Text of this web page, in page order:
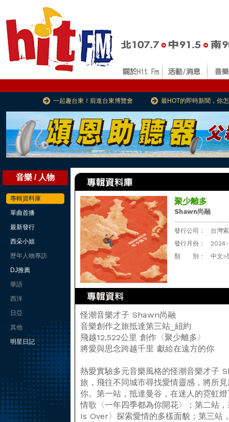
一起趣台東！前進台東博覽會 最HOT的即時新聞，你
音樂 / 人物
專輯資料庫
單曲首播
最新發行
西朵小姐
歷年人物專訪
DJ推薦
華語
西洋
日亞
其他
明星日記
聚少離多
Shawn尚融
發行公司：
台灣
發行月份：
類 別：
中文>
怪潮音樂才子 Shawn尚融
音樂創作之旅抵達第三站_紐約
飛越12,522公里 創作〈聚少離多〉
將愛與思念跨越千里 獻給在遠方的你
熱愛實驗多元音樂風格的怪潮音樂才子
旅，飛往不同城市尋找愛情靈感，將所
你。第一站，抵達曼谷，在迷人的霓虹
情歌〈一年四季都為你開花〉；第二站
Is Over〉探索愛情的多樣面貌；第三站